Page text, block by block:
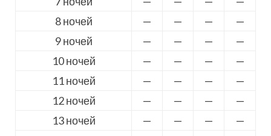
8 ночей
— — —
—
9 ночей
— — —
—
10 ночей
— — —
—
11 ночей
— — —
—
12 ночей
— — —
—
13 ночей
— — —
—